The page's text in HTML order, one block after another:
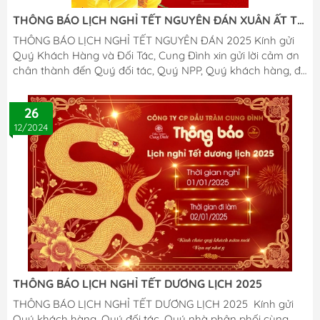
THÔNG BÁO LỊCH NGHỈ TẾT NGUYÊN ĐÁN XUÂN ẤT TỴ
2025
THÔNG BÁO LỊCH NGHỈ TẾT NGUYÊN ĐÁN 2025 Kính gửi
Quý Khách Hàng và Đối Tác, Cung Đình xin gửi lời cảm ơn
chân thành đến Quý đối tác, Quý NPP, Quý khách hàng, đã
Nhằm thuận tiện cho việc giao dịch, chúng tôi xin thông
báo Lịch Nghỉ Tết Nguyên Đán 2025 Lịch Nghỉ Tết: Từ Thứ
Bảy, 25/01 (26/12 Âm lịch) đến Chủ Nhật, 02/02 (05/01 Âm
lịch) Thời gian hoạt động trở lại: Từ ngày 03/02/2025
(06/01 ÂL). Nhân dịp năm mới, CUNNG ĐÌNH xin kính chúc
Quý khách: An Khang –...
26
12/2024
THÔNG BÁO LỊCH NGHỈ TẾT DƯƠNG LỊCH 2025
THÔNG BÁO LỊCH NGHỈ TẾT DƯƠNG LỊCH 2025 Kính gửi